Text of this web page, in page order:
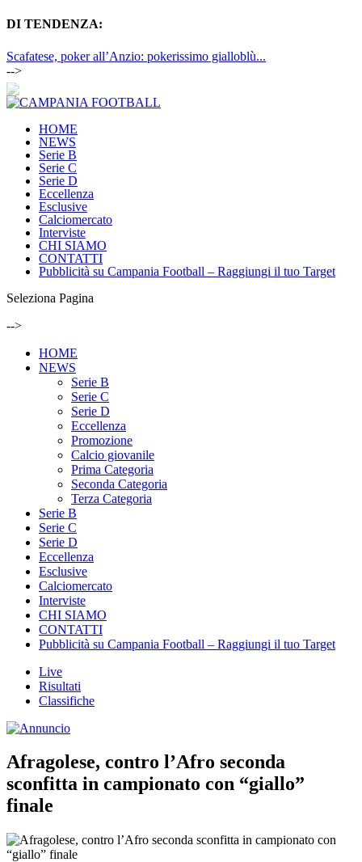
DI TENDENZA:
Scafatese, poker all’Anzio: pokerissimo gialloblù...
-->
NEWS
Serie B
Serie C
Serie D
Eccellenza
Esclusive
Calciomercato
Interviste
CHI SIAMO
CONTATTI
Pubblicità su Campania Football – Raggiungi il tuo Target
NEWS
Serie B
Serie C
Serie D
Eccellenza
Promozione
Calcio giovanile
Prima Categoria
Seconda Categoria
Terza Categoria
Serie B
Serie C
Serie D
Eccellenza
Esclusive
Calciomercato
Interviste
CHI SIAMO
CONTATTI
Pubblicità su Campania Football – Raggiungi il tuo Target
Risultati
Classifiche
Afragolese, contro l’Afro seconda
sconfitta in campionato con “giallo”
finale